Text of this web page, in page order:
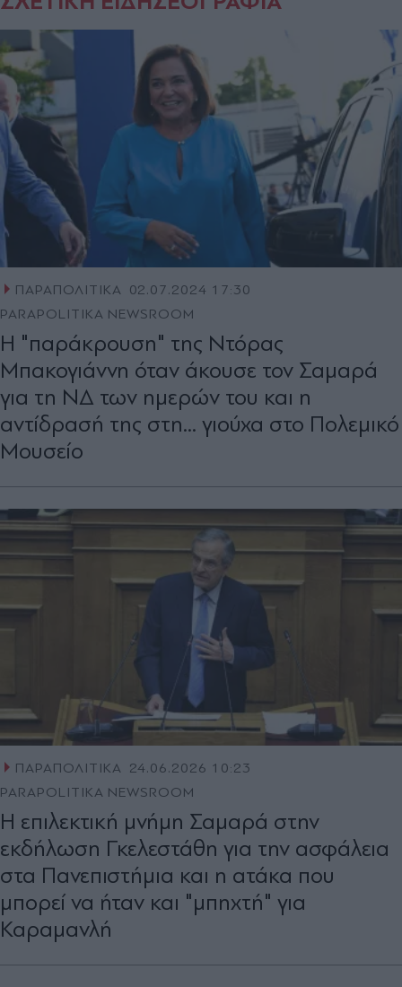
ΠΑΡΑΠΟΛΙΤΙΚΑ
02.07.2024 17:30
PARAPOLITIKA NEWSROOM
Η "παράκρουση" της Ντόρας
Μπακογιάννη όταν άκουσε τον Σαμαρά
για τη ΝΔ των ημερών του και η
αντίδρασή της στη... γιούχα στο Πολεμικό
Μουσείο
ΠΑΡΑΠΟΛΙΤΙΚΑ 24.06.2026 10:23
PARAPOLITIKA NEWSROOM
Η επιλεκτική μνήμη Σαμαρά στην
εκδήλωση Γκελεστάθη για την ασφάλεια
στα Πανεπιστήμια και η ατάκα που
μπορεί να ήταν και "μπηχτή" για
Καραμανλή